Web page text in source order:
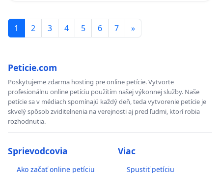
1 2 3 4 5 6 7 »
Peticie.com
Poskytujeme zdarma hosting pre online petície. Vytvorte
profesionálnu online petíciu použítím našej výkonnej služby. Naše
petície sa v médiach spomínajú každý deň, teda vytvorenie petície je
skvelý spôsob zviditelnenia na verejnosti aj pred ľudmi, ktorí robia
rozhodnutia.
Sprievodcovia
Ako začať online petíciu
Viac
Spustiť petíciu